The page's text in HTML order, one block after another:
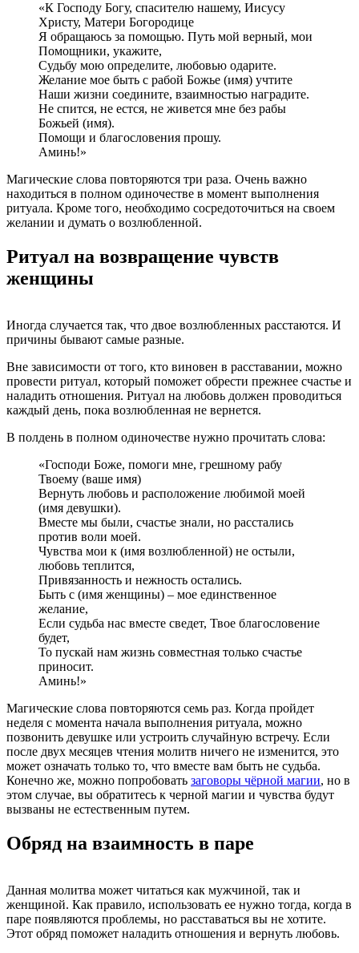
«К Господу Богу, спасителю нашему, Иисусу
Христу, Матери Богородице
Я обращаюсь за помощью. Путь мой верный, мои
Помощники, укажите,
Судьбу мою определите, любовью одарите.
Желание мое быть с рабой Божье (имя) учтите
Наши жизни соедините, взаимностью наградите.
Не спится, не естся, не живется мне без рабы
Божьей (имя).
Помощи и благословения прошу.
Аминь!»
Магические слова повторяются три раза. Очень важно
находиться в полном одиночестве в момент выполнения
ритуала. Кроме того, необходимо сосредоточиться на своем
желании и думать о возлюбленной.
Ритуал на возвращение чувств
женщины
Иногда случается так, что двое возлюбленных расстаются. И
причины бывают самые разные.
Вне зависимости от того, кто виновен в расставании, можно
провести ритуал, который поможет обрести прежнее счастье и
наладить отношения. Ритуал на любовь должен проводиться
каждый день, пока возлюбленная не вернется.
В полдень в полном одиночестве нужно прочитать слова:
«Господи Боже, помоги мне, грешному рабу
Твоему (ваше имя)
Вернуть любовь и расположение любимой моей
(имя девушки).
Вместе мы были, счастье знали, но расстались
против воли моей.
Чувства мои к (имя возлюбленной) не остыли,
любовь теплится,
Привязанность и нежность остались.
Быть с (имя женщины) – мое единственное
желание,
Если судьба нас вместе сведет, Твое благословение
будет,
То пускай нам жизнь совместная только счастье
приносит.
Аминь!»
Магические слова повторяются семь раз. Когда пройдет
неделя с момента начала выполнения ритуала, можно
позвонить девушке или устроить случайную встречу. Если
после двух месяцев чтения молитв ничего не изменится, это
может означать только то, что вместе вам быть не судьба.
Конечно же, можно попробовать заговоры чёрной магии, но в
этом случае, вы обратитесь к черной магии и чувства будут
вызваны не естественным путем.
Обряд на взаимность в паре
Данная молитва может читаться как мужчиной, так и
женщиной. Как правило, использовать ее нужно тогда, когда в
паре появляются проблемы, но расставаться вы не хотите.
Этот обряд поможет наладить отношения и вернуть любовь.